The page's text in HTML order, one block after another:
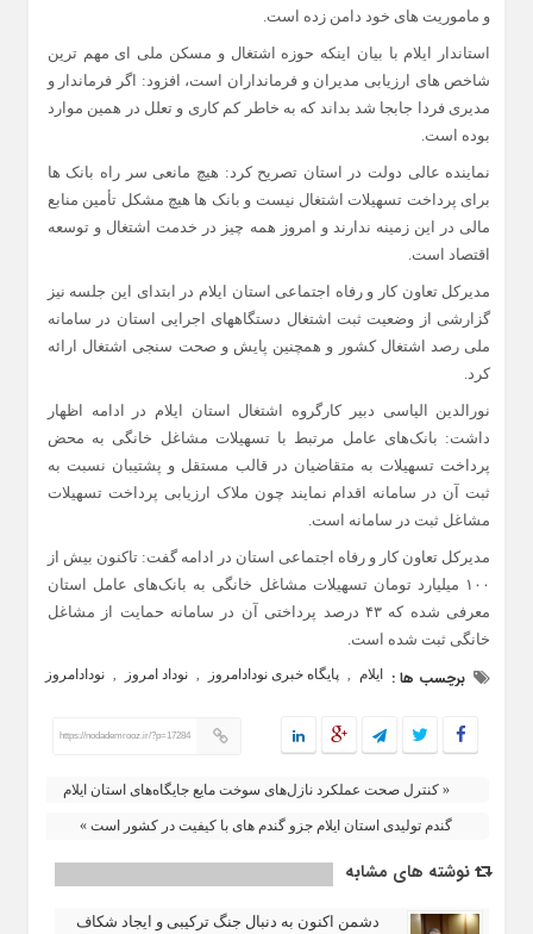
و ماموریت های خود دامن زده است.
استاندار ایلام با بیان اینکه حوزه اشتغال و مسکن ملی ای مهم ترین
شاخص های ارزیابی مدیران و فرمانداران است، افزود: اگر فرماندار و
مدیری فردا جابجا شد بداند که به خاطر کم کاری و تعلل در همین موارد
بوده است.
نماینده عالی دولت در استان تصریح کرد: هیچ مانعی سر راه بانک ها
برای پرداخت تسهیلات اشتغال نیست و بانک ها هیچ مشکل تأمین منابع
مالی در این زمینه ندارند و امروز همه چیز در خدمت اشتغال و توسعه
اقتصاد است.
مدیرکل تعاون کار و رفاه اجتماعی استان ایلام در ابتدای این جلسه نیز
گزارشی از وضعیت ثبت اشتغال دستگاههای اجرایی استان در سامانه
ملی رصد اشتغال کشور و همچنین پایش و صحت سنجی اشتغال ارائه
کرد.
نورالدین الیاسی دبیر کارگروه اشتغال استان ایلام در ادامه اظهار
داشت: بانک‌های عامل مرتبط با تسهیلات مشاغل خانگی به محض
پرداخت تسهیلات به متقاضیان در قالب مستقل و پشتیبان نسبت به
ثبت آن در سامانه اقدام نمایند چون ملاک ارزیابی پرداخت تسهیلات
مشاغل ثبت در سامانه است.
مدیرکل تعاون کار و رفاه اجتماعی استان در ادامه گفت: تاکنون بیش از
۱۰۰ میلیارد تومان تسهیلات مشاغل خانگی به بانک‌های عامل استان
معرفی شده که ۴۳ درصد پرداختی آن در سامانه حمایت از مشاغل
خانگی ثبت شده است.
برچسب ها : ایلام , پایگاه خبری نودادامروز , نوداد امروز , نودادامروز
https://nodademrooz.ir/?p=17284
« کنترل صحت عملکرد نازل‌های سوخت مایع جایگاه‌های استان ایلام
گندم تولیدی استان ایلام جزو گندم های با کیفیت در کشور است »
نوشته های مشابه
دشمن اکنون به دنبال جنگ ترکیبی و ایجاد شکاف